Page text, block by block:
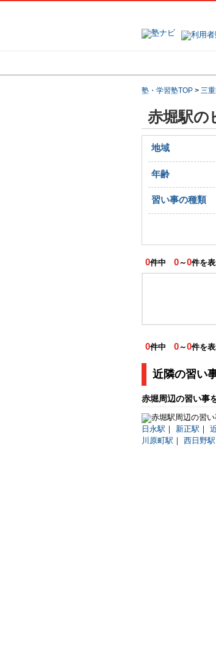
塾・学習塾TOP > 三
赤堀駅の
地域
年齢
習い事の種類
0件中 0～0件を
0件中 0～0件を
近隣の習い
赤堀周辺の習い事
日永駅 ｜ 新正駅 ｜
川原町駅 ｜ 西日野駅